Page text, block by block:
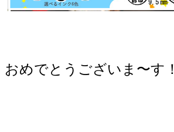
おめでとうございま〜す！